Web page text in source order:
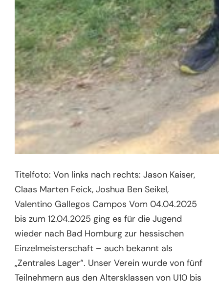
Titelfoto: Von links nach rechts: Jason Kaiser,
Claas Marten Feick, Joshua Ben Seikel,
Valentino Gallegos Campos Vom 04.04.2025
bis zum 12.04.2025 ging es für die Jugend
wieder nach Bad Homburg zur hessischen
Einzelmeisterschaft – auch bekannt als
„Zentrales Lager“. Unser Verein wurde von fünf
Teilnehmern aus den Altersklassen von U10 bis